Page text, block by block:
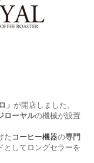
」 が開店しました。
ローヤルの機械が設置
た コーヒー機器の専門
としてロングセラーを